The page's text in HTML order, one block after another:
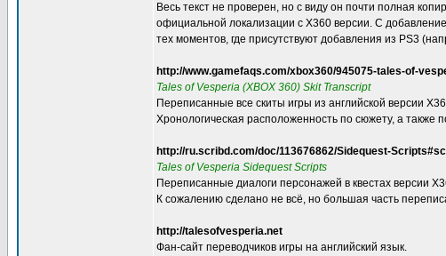
Весь текст не проверен, но с виду он почти полная
официальной локализации с X360 версии. С
тех моментов, где присутствуют добавления из PS3
http://www.gamefaqs.com/xbox360/945075-tales-of-
Tales of Vesperia (XBOX 360) Skit Transcript
Переписанные все скиты игры из английской версии
Хронологическая расположенность по сюжету, а также
http://ru.scribd.com/doc/113676862/Sidequest-
Tales of Vesperia Sidequest Scripts
Переписанные диалоги персонажей в квестах версии
К сожалению сделано не всё, но большая часть
http://talesofvesperia.net
Фан-сайт переводчиков игры на английский язык.